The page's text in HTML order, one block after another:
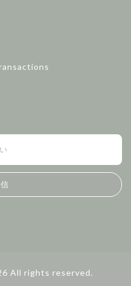
All rights reserved.